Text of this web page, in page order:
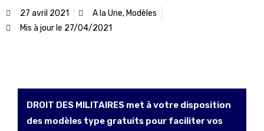
27 avril 2021 A la Une, Modèles
Mis à jour le 27/04/2021
DROIT DES MILITAIRES met à votre disposition
des modèles type gratuits pour faciliter vos